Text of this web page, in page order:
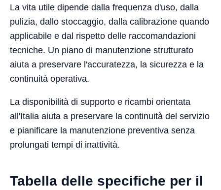
La vita utile dipende dalla frequenza d'uso, dalla
pulizia, dallo stoccaggio, dalla calibrazione quando
applicabile e dal rispetto delle raccomandazioni
tecniche. Un piano di manutenzione strutturato
aiuta a preservare l'accuratezza, la sicurezza e la
continuità operativa.
La disponibilità di supporto e ricambi orientata
all'Italia aiuta a preservare la continuità del servizio
e pianificare la manutenzione preventiva senza
prolungati tempi di inattività.
Tabella delle specifiche per il